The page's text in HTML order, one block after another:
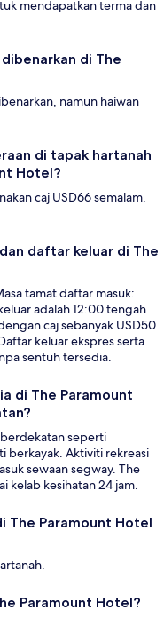
mendapatkan terma dan
di The
namun haiwan
di tapak hartanah
Hotel?
caj USD66 semalam.
daftar keluar di The
tamat daftar masuk:
adalah 12:00 tengah
caj sebanyak USD50
keluar ekspres serta
sentuh tersedia.
di The Paramount
seperti
berkayak. Aktiviti rekreasi
sewaan segway. The
kelab kesihatan 24 jam.
The Paramount Hotel
Paramount Hotel?